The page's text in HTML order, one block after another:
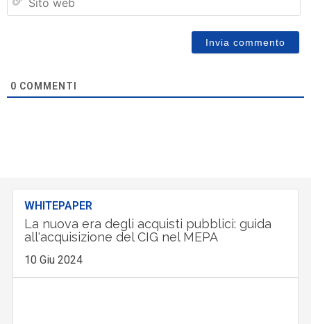
0 COMMENTI
WHITEPAPER
La nuova era degli acquisti pubblici: guida
all'acquisizione del CIG nel MEPA
10 Giu 2024